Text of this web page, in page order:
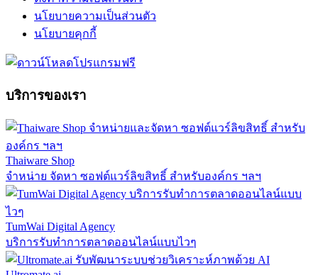
นโยบายความเป็นส่วนตัว
นโยบายคุกกี้
บริการของเรา
Thaiware Shop
จำหน่าย จัดหา ซอฟต์แวร์ลิขสิทธิ์ สำหรับองค์กร ฯลฯ
TumWai Digital Agency
บริการรับทำการตลาดออนไลน์แบบไวๆ